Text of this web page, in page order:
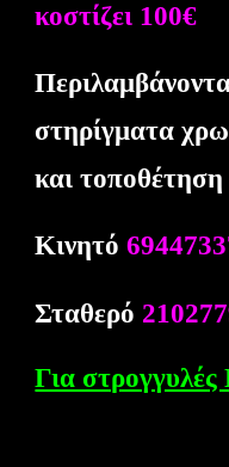
κοστίζει 100€
στηρίγματα
και τοποθέτηση
Κινητό
Σταθερό
Για